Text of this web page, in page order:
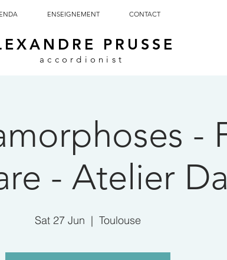
ENSEIGNEMENT CONTACT
PRUSSE
accordionist
-
- Atelier
Sat 27 Jun
  |
Toulouse